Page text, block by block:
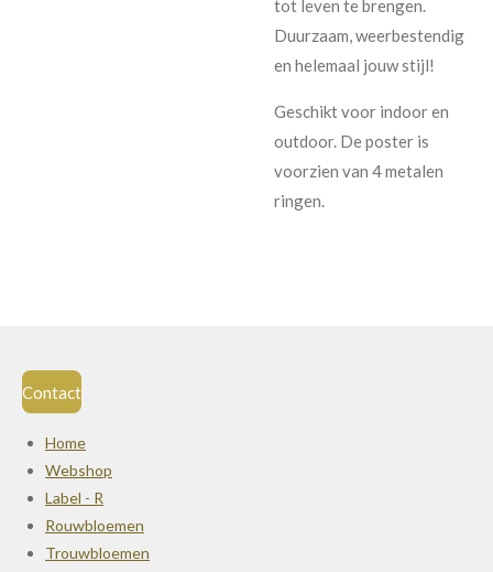
tot leven te brengen.
Duurzaam, weerbestendig
en helemaal jouw stijl!
Geschikt voor indoor en
outdoor. De poster is
voorzien van 4 metalen
ringen.
Contact
Home
Webshop
Label - R
Rouwbloemen
Trouwbloemen